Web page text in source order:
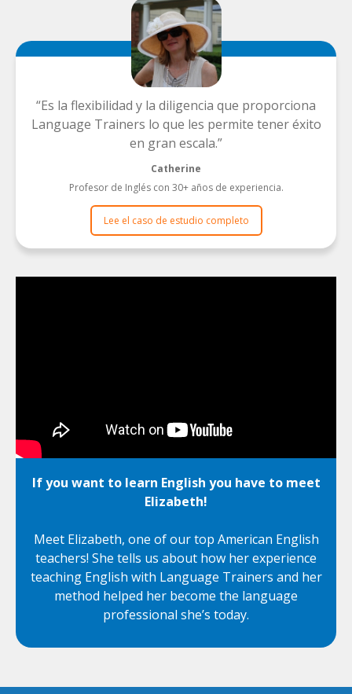
Es la flexibilidad y la diligencia que proporciona
Language Trainers lo que les permite tener éxito
en gran escala.
Catherine
Profesor de Inglés con 30+ años de experiencia.
Lee el caso de estudio completo
If you want to learn English you have to meet
Elizabeth!
Meet Elizabeth, one of our top American English
teachers! She tells us about how her experience
teaching English with Language Trainers and her
method helped her become the language
professional she’s today.